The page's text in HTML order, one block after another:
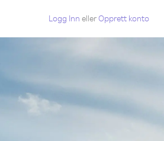
Logg Inn ellerOpprett konto